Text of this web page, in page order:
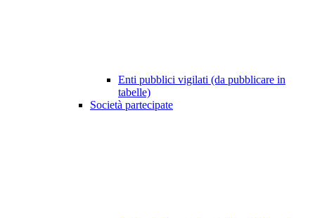
Enti pubblici vigilati (da pubblicare in
tabelle)
Società partecipate